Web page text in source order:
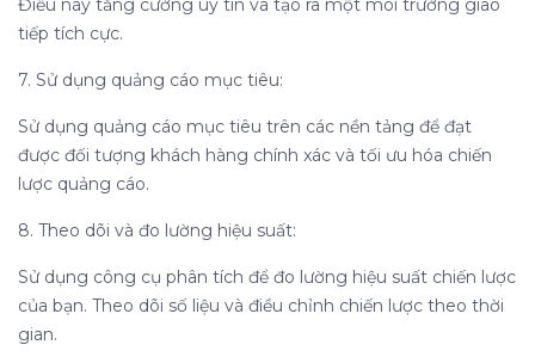
Điều này tăng cường uy tín và tạo ra một môi trường giao
tiếp tích cực.
7. Sử dụng quảng cáo mục tiêu:
Sử dụng quảng cáo mục tiêu trên các nền tảng để đạt
được đối tượng khách hàng chính xác và tối ưu hóa chiến
lược quảng cáo.
8. Theo dõi và đo lường hiệu suất:
Sử dụng công cụ phân tích để đo lường hiệu suất chiến lược
của bạn. Theo dõi số liệu và điều chỉnh chiến lược theo thời
gian.